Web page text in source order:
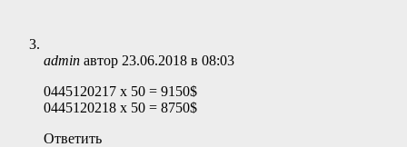
admin автор 23.06.2018 в 08:03
0445120217 x 50 = 9150$
0445120218 x 50 = 8750$
Ответить